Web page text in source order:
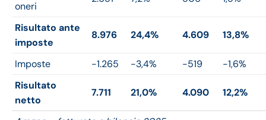
oneri
Risultato ante
imposte
8.976 24,4% 4.609 13,8%
Imposte -1.265 -3,4% -519
-1,6%
Risultato
netto
7.711 21,0% 4.090 12,2%